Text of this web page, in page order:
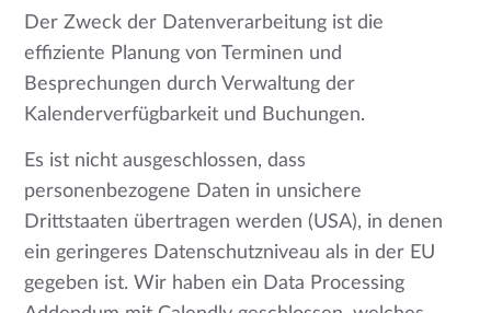
Der Zweck der Datenverarbeitung ist die
effiziente Planung von Terminen und
Besprechungen durch Verwaltung der
Kalenderverfügbarkeit und Buchungen.
Es ist nicht ausgeschlossen, dass
personenbezogene Daten in unsichere
Drittstaaten übertragen werden (USA), in denen
ein geringeres Datenschutzniveau als in der EU
gegeben ist. Wir haben ein Data Processing